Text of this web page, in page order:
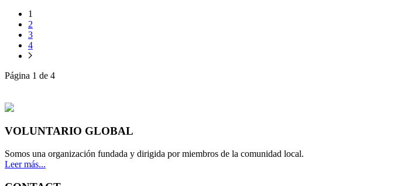
1
2
3
4
Página 1 de 4
VOLUNTARIO GLOBAL
Somos una organización fundada y dirigida por miembros de la comunidad local.
Leer más...